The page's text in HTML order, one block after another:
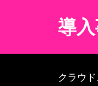
導
クラウ